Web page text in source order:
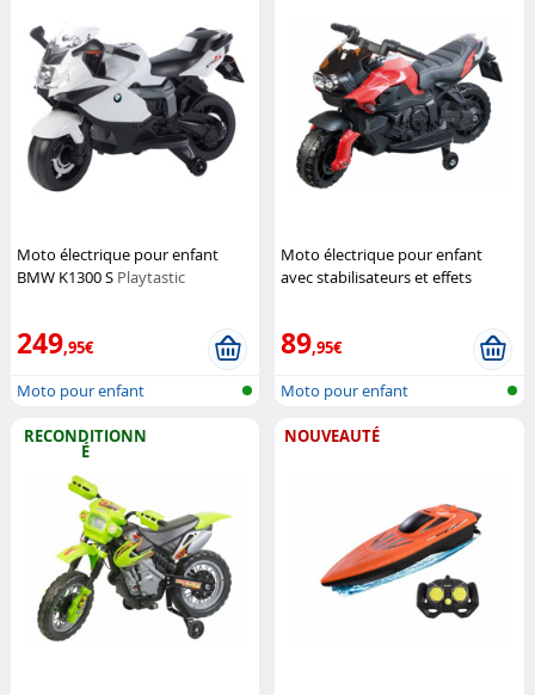
Moto électrique pour enfant
BMW K1300 S Playtastic
249,95€
Moto pour enfant
Moto électrique pour enfant
avec stabilisateurs et effets
89,95€
Moto pour enfant
RECONDITIONN
É
NOUVEAUTÉ